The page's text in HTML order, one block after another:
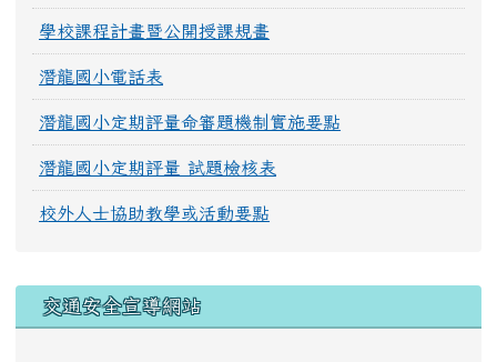
學校課程計畫暨公開授課規畫
潛龍國小電話表
潛龍國小定期評量命審題機制實施要點
潛龍國小定期評量 試題檢核表
校外人士協助教學或活動要點
交通安全宣導網站